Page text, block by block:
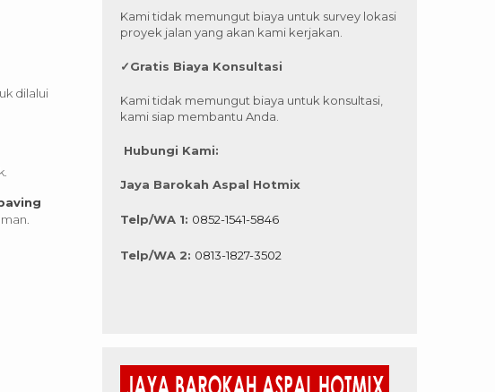
dilalui
Kami tidak memungut biaya untuk survey lokasi
proyek jalan yang akan kami kerjakan.
✓Gratis Biaya Konsultasi
Kami tidak memungut biaya untuk konsultasi,
kami siap membantu Anda.
Hubungi Kami:
Jaya Barokah Aspal Hotmix
Telp/WA 1: 0852-1541-5846
Telp/WA 2: 0813-1827-3502